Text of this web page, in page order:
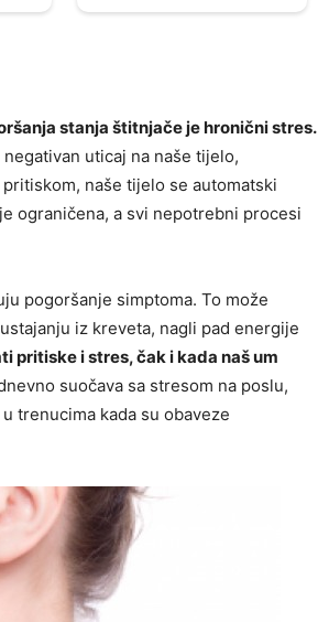
stanja štitnjače je hronični stres.
uticaj na naše tijelo,
naše tijelo se automatski
ograničena, a svi nepotrebni procesi
pogoršanje simptoma. To može
iz kreveta, nagli pad energije
pritiske i stres, čak i kada naš um
suočava sa stresom na poslu,
trenucima kada su obaveze